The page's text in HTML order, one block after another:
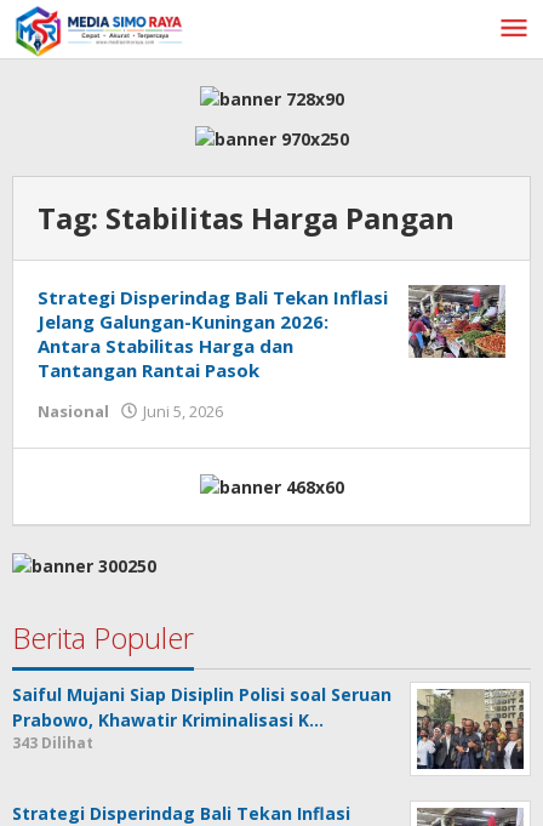
Lewati
ke
konten
Tag: Stabilitas Harga Pangan
Strategi Disperindag Bali Tekan Inflasi
Jelang Galungan-Kuningan 2026:
Antara Stabilitas Harga dan
Tantangan Rantai Pasok
Nasional Juni 5, 2026
Berita Populer
Saiful Mujani Siap Disiplin Polisi soal Seruan
Prabowo, Khawatir Kriminalisasi K…
343 Dilihat
Strategi Disperindag Bali Tekan Inflasi